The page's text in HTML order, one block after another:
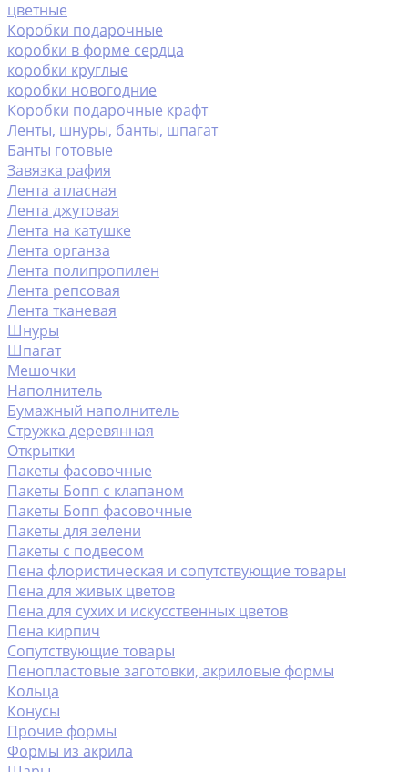
цветные
Коробки подарочные
коробки в форме сердца
коробки круглые
коробки новогодние
Коробки подарочные крафт
Ленты, шнуры, банты, шпагат
Банты готовые
Завязка рафия
Лента атласная
Лента джутовая
Лента на катушке
Лента органза
Лента полипропилен
Лента репсовая
Лента тканевая
Шнуры
Шпагат
Мешочки
Наполнитель
Бумажный наполнитель
Стружка деревянная
Открытки
Пакеты фасовочные
Пакеты Бопп с клапаном
Пакеты Бопп фасовочные
Пакеты для зелени
Пакеты с подвесом
Пена флористическая и сопутствующие товары
Пена для живых цветов
Пена для сухих и искусственных цветов
Пена кирпич
Сопутствующие товары
Пенопластовые заготовки, акриловые формы
Кольца
Конусы
Прочие формы
Формы из акрила